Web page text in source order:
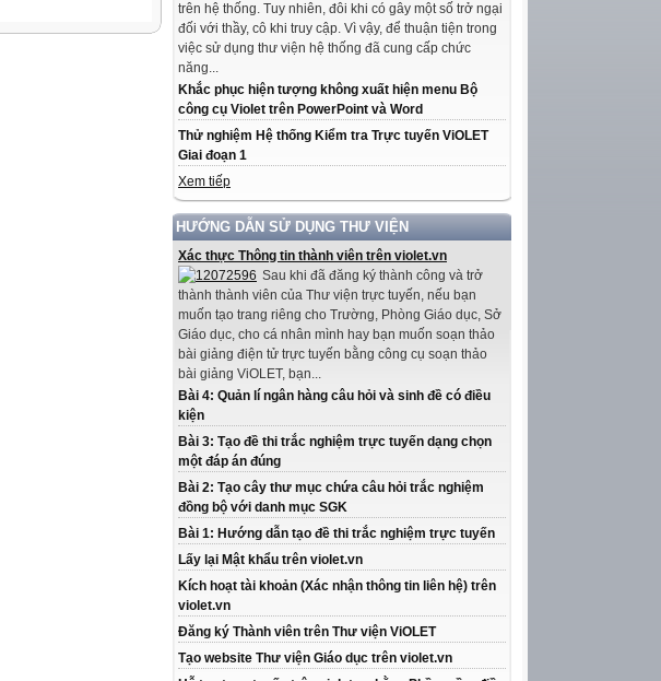
trên hệ thống. Tuy nhiên, đôi khi có gây một số trở ngại
đối với thầy, cô khi truy cập. Vì vậy, để thuận tiện trong
việc sử dụng thư viện hệ thống đã cung cấp chức
năng...
Khắc phục hiện tượng không xuất hiện menu Bộ
công cụ Violet trên PowerPoint và Word
Thử nghiệm Hệ thống Kiểm tra Trực tuyến ViOLET
Giai đoạn 1
Xem tiếp
HƯỚNG DẪN SỬ DỤNG THƯ VIỆN
Xác thực Thông tin thành viên trên violet.vn
Sau khi đã đăng ký thành công và trở
thành thành viên của Thư viện trực tuyến, nếu bạn
muốn tạo trang riêng cho Trường, Phòng Giáo dục, Sở
Giáo dục, cho cá nhân mình hay bạn muốn soạn thảo
bài giảng điện tử trực tuyến bằng công cụ soạn thảo
bài giảng ViOLET, bạn...
Bài 4: Quản lí ngân hàng câu hỏi và sinh đề có điều
kiện
Bài 3: Tạo đề thi trắc nghiệm trực tuyến dạng chọn
một đáp án đúng
Bài 2: Tạo cây thư mục chứa câu hỏi trắc nghiệm
đồng bộ với danh mục SGK
Bài 1: Hướng dẫn tạo đề thi trắc nghiệm trực tuyến
Lấy lại Mật khẩu trên violet.vn
Kích hoạt tài khoản (Xác nhận thông tin liên hệ) trên
violet.vn
Đăng ký Thành viên trên Thư viện ViOLET
Tạo website Thư viện Giáo dục trên violet.vn